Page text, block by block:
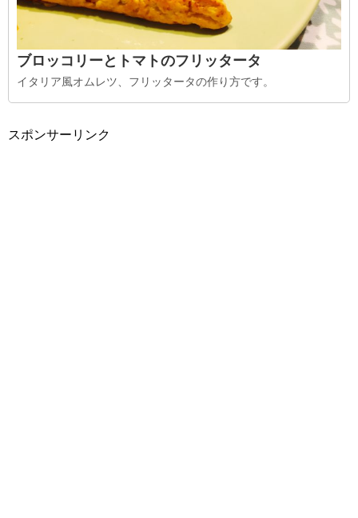
ブロッコリーとトマトのフリッタータ
イタリア風オムレツ、フリッタータの作り方です。
スポンサーリンク